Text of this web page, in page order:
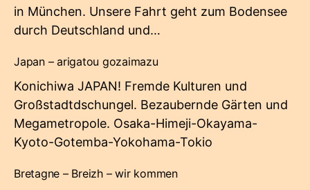
in München. Unsere Fahrt geht zum Bodensee
durch Deutschland und…
Japan – arigatou gozaimazu
Konichiwa JAPAN! Fremde Kulturen und
Großstadtdschungel. Bezaubernde Gärten und
Megametropole. Osaka-Himeji-Okayama-
Kyoto-Gotemba-Yokohama-Tokio
Bretagne – Breizh – wir kommen